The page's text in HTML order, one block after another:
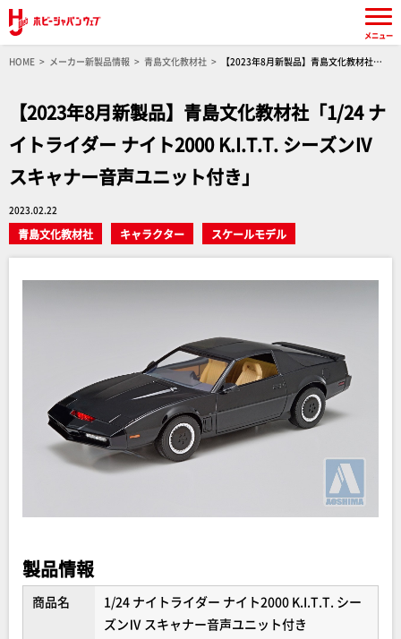
HOME メーカー新製品情報 青島文化教材社
【2023年8月新製品】青島文化教材社
【2023年8月新製品】青島文化教材社「1/24 ナ
イトライダー ナイト2000 K.I.T.T. シーズンⅣ
スキャナー音声ユニット付き」
2023.02.22
青島文化教材社 キャラクター スケールモデル
製品情報
商品名
1/24 ナイトライダー ナイト2000 K.I.T.T. シー
ズンⅣ スキャナー音声ユニット付き
メニュー